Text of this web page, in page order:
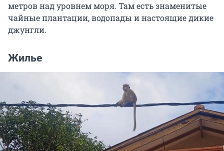
метров над уровнем моря. Там есть знаменитые
чайные плантации, водопады и настоящие дикие
джунгли.
Жилье